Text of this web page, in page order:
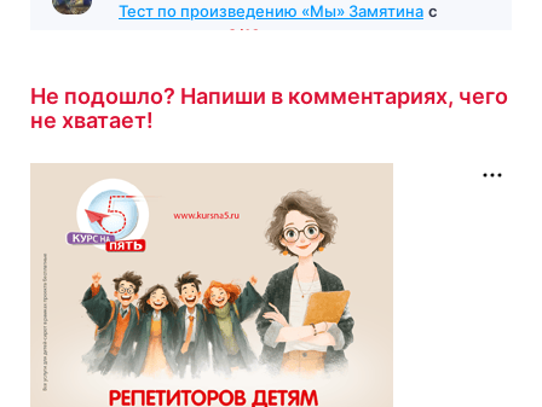
Тест по произведению «Мы» Замятина с
9/10
Не подошло? Напиши в комментариях, чего
не хватает!